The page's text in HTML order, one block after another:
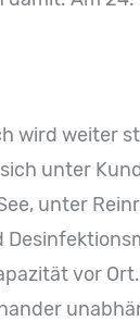
wird weiter
unter
unter
vor